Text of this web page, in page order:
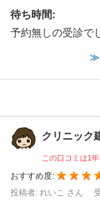
待ち時間:
予約無しの受診で
≫
クリニック
この口コミは1
おすすめ度:
投稿者: れいこ さん